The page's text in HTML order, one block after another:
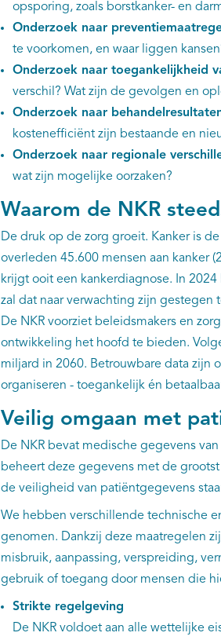
opsporing, zoals borstkanker- en
Onderzoek naar
te voorkomen, en waar liggen
Onderzoek naar toegankelijkheid
verschil? Wat zijn de gevolgen en
Onderzoek naar
kostenefficiënt zijn bestaande en
Onderzoek naar regionale
wat zijn mogelijke oorzaken?
Waarom de NKR
De druk op de zorg groeit. Kanker is
overleden 45.600 mensen aan kanker
krijgt ooit een kankerdiagnose. In
zal dat naar verwachting zijn gestegen
De NKR voorziet beleidsmakers en
ontwikkeling het hoofd te bieden.
miljard in 2060. Betrouwbare data zijn
organiseren - toegankelijk én
Veilig omgaan met
De NKR bevat medische gegevens
beheert deze gegevens met de
de veiligheid van patiëntgegevens
We hebben verschillende technische
genomen. Dankzij deze maatregelen
misbruik, aanpassing, verspreiding,
gebruik of toegang door mensen die
Strikte regelgeving
De NKR voldoet aan alle wettelijke